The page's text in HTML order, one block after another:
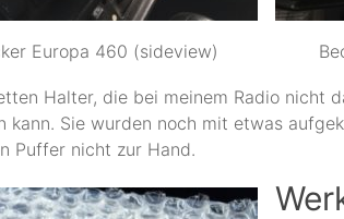
Europa 460 (sideview)
Halter, die bei meinem Radio nicht
kann. Sie wurden noch mit etwas
Puffer nicht zur Hand.